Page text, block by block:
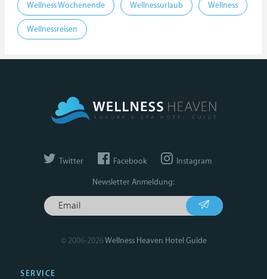
Wellness Wochenende Wellnessurlaub Wellness
Wellnessreisen
Twitter Facebook Instagram
Newsletter Anmeldung:
© 2006-2026Wellness Heaven Hotel Guide
SERVICE